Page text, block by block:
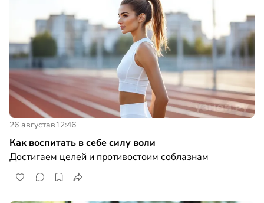
26 августав12:46
Как воспитать в себе силу воли
Достигаем целей и противостоим соблазнам